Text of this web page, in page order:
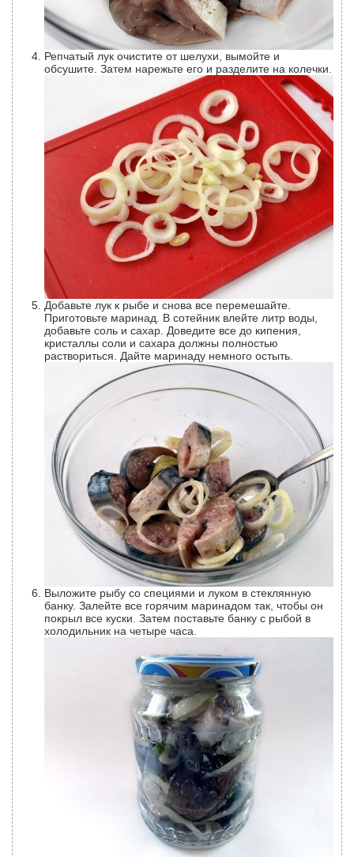
Репчатый лук очистите от шелухи, вымойте и
обсушите. Затем нарежьте его и разделите на колечки.
Добавьте лук к рыбе и снова все перемешайте.
Приготовьте маринад. В сотейник влейте литр воды,
добавьте соль и сахар. Доведите все до кипения,
кристаллы соли и сахара должны полностью
раствориться. Дайте маринаду немного остыть.
Выложите рыбу со специями и луком в стеклянную
банку. Залейте все горячим маринадом так, чтобы он
покрыл все куски. Затем поставьте банку с рыбой в
холодильник на четыре часа.